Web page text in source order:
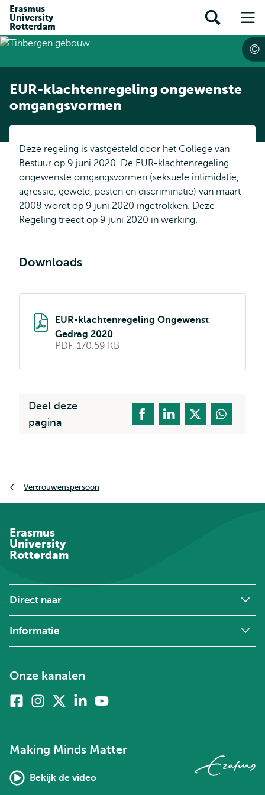
inhoud
Direct naar
subnavigatie
Erasmus
University
Rotterdam
Toon
zoekveld
EUR-klachtenregeling ongewenste
omgangsvormen
Deze regeling is vastgesteld door het College van
Bestuur op 9 juni 2020. De EUR-klachtenregeling
ongewenste omgangsvormen (seksuele intimidatie,
agressie, geweld, pesten en discriminatie) van maart
2008 wordt op 9 juni 2020 ingetrokken. Deze
Regeling treedt op 9 juni 2020 in werking.
Downloads
EUR-klachtenregeling Ongewenst
Gedrag 2020
PDF, 170.59 KB
Deel deze
pagina
Vertrouwenspersoon
Erasmus
University
Rotterdam
Direct naar
Informatie
Onze kanalen
FacebookInstagram
twitter)
Linkedin
Making Minds Matter
Bekijk de video